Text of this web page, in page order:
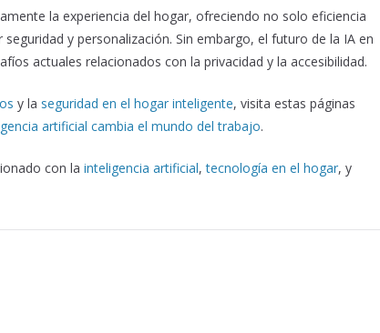
la experiencia del hogar, ofreciendo no solo eficiencia
y personalización. Sin embargo, el futuro de la IA en
actuales relacionados con la privacidad y la accesibilidad.
y la seguridad en el hogar inteligente, visita estas páginas
artificial cambia el mundo del trabajo.
con la inteligencia artificial,tecnología en el hogar, y